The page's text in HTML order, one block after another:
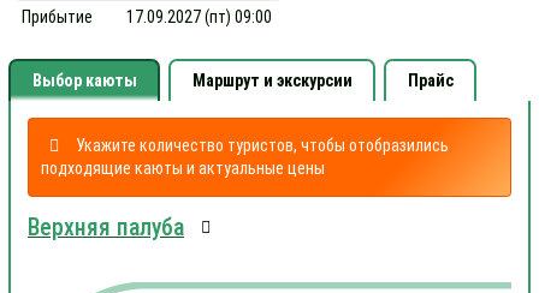
Прибытие
17.09.2027 (пт) 09:00
Выбор каюты Маршрут и экскурсии Прайс
Укажите количество туристов, чтобы отобразились
подходящие каюты и актуальные цены
Верхняя палуба